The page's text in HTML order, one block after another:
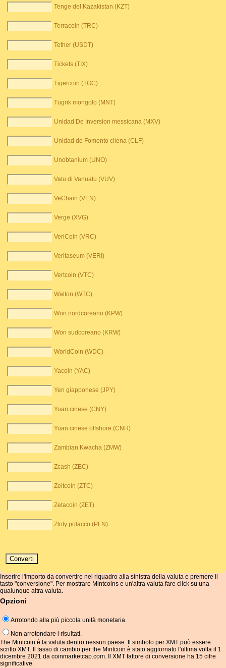
Tenge del Kazakistan (KZT)
Terracoin (TRC)
Tether (USDT)
Tickets (TIX)
Tigercoin (TGC)
Tugrik mongolo (MNT)
Unidad De Inversion messicana (MXV)
Unidad de Fomento cilena (CLF)
Unobtanium (UNO)
Vatu di Vanuatu (VUV)
VeChain (VEN)
Verge (XVG)
VeriCoin (VRC)
Veritaseum (VERI)
Vertcoin (VTC)
Walton (WTC)
Won nordcoreano (KPW)
Won sudcoreano (KRW)
WorldCoin (WDC)
Yacoin (YAC)
Yen giapponese (JPY)
Yuan cinese (CNY)
Yuan cinese offshore (CNH)
Zambian Kwacha (ZMW)
Zcash (ZEC)
Zeitcoin (ZTC)
Zetacoin (ZET)
Zloty polacco (PLN)
Inserire l'importo da convertire nel riquadro alla sinistra della valuta e premere il
tasto "conversione". Per mostrare Mintcoins e un'altra valuta fare click su una
qualunque altra valuta.
Opzioni
Arrotondo alla più piccola unità monetaria.
Non arrotondare i risultati.
The Mintcoin è la valuta dentro nessun paese. Il simbolo per XMT può essere
scritto XMT. Il tasso di cambio per the Mintcoin è stato aggiornato l'ultima volta il 1
dicembre 2021 da coinmarketcap.com. Il XMT fattore di conversione ha 15 cifre
significative.